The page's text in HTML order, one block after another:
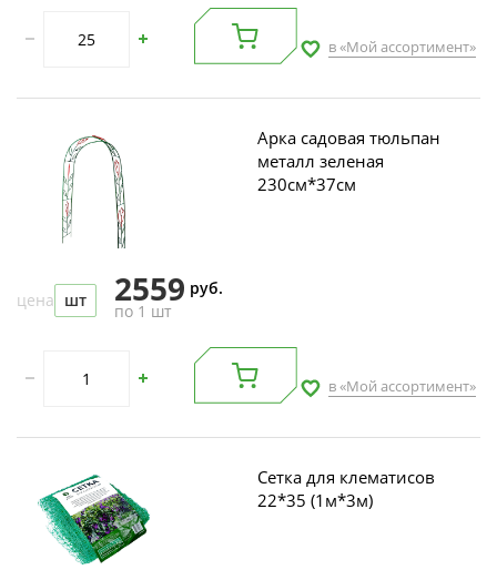
в «Мой ассортимент»
Арка садовая тюльпан
металл зеленая
230см*37см
цена шт 2559 руб.
по 1 шт
в «Мой ассортимент»
Сетка для клематисов
22*35 (1м*3м)